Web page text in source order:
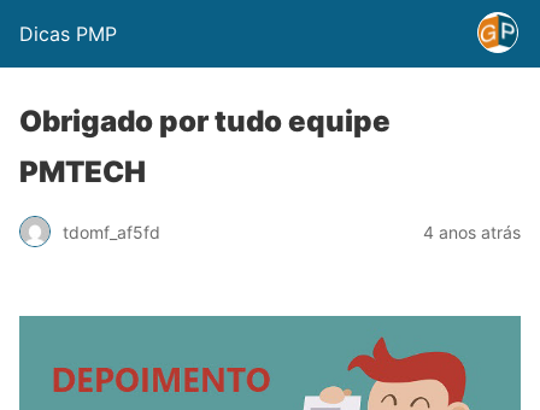
Dicas PMP
Obrigado por tudo equipe
PMTECH
tdomf_af5fd 4 anos atrás